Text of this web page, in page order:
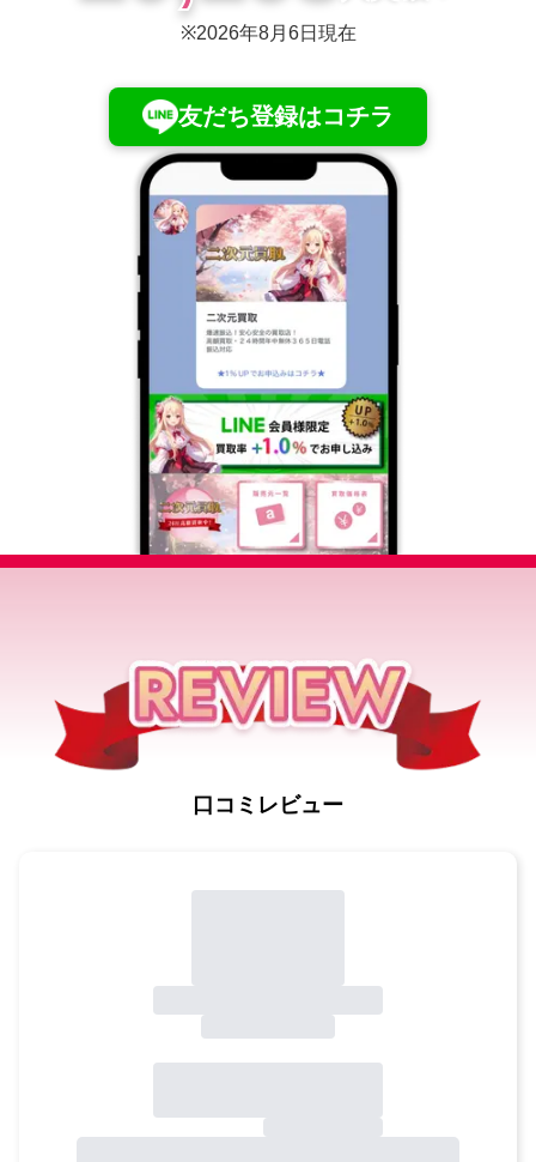
※2026年8月6日 現在
友だち登録はコチラ
口コミレビュー